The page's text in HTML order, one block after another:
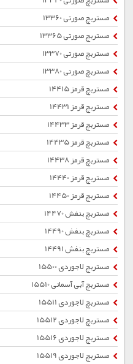
مستربچ صورتی 13360
مستربچ صورتی 13365
مستربچ صورتی 13370
مستربچ صورتی 13380
مستربچ قرمز 14415
مستربچ قرمز 14431
مستربچ قرمز 14433
مستربچ قرمز 14435
مستربچ قرمز 14438
مستربچ قرمز 14440
مستربچ قرمز 14450
مستربچ بنفش 14470
مستربچ بنفش 14490
مستربچ بنفش 14491
مستربچ لاجوردی 15500
مستربچ آبی آسمانی 15510
مستربچ لاجوردی 15511
مستربچ لاجوردی 15512
مستربچ لاجوردی 15516
مستربچ لاجوردی 15519